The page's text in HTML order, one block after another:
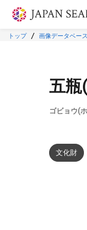
本文に飛ぶ
トップ 画像データベース
五瓶
ゴビョウ(
文化財